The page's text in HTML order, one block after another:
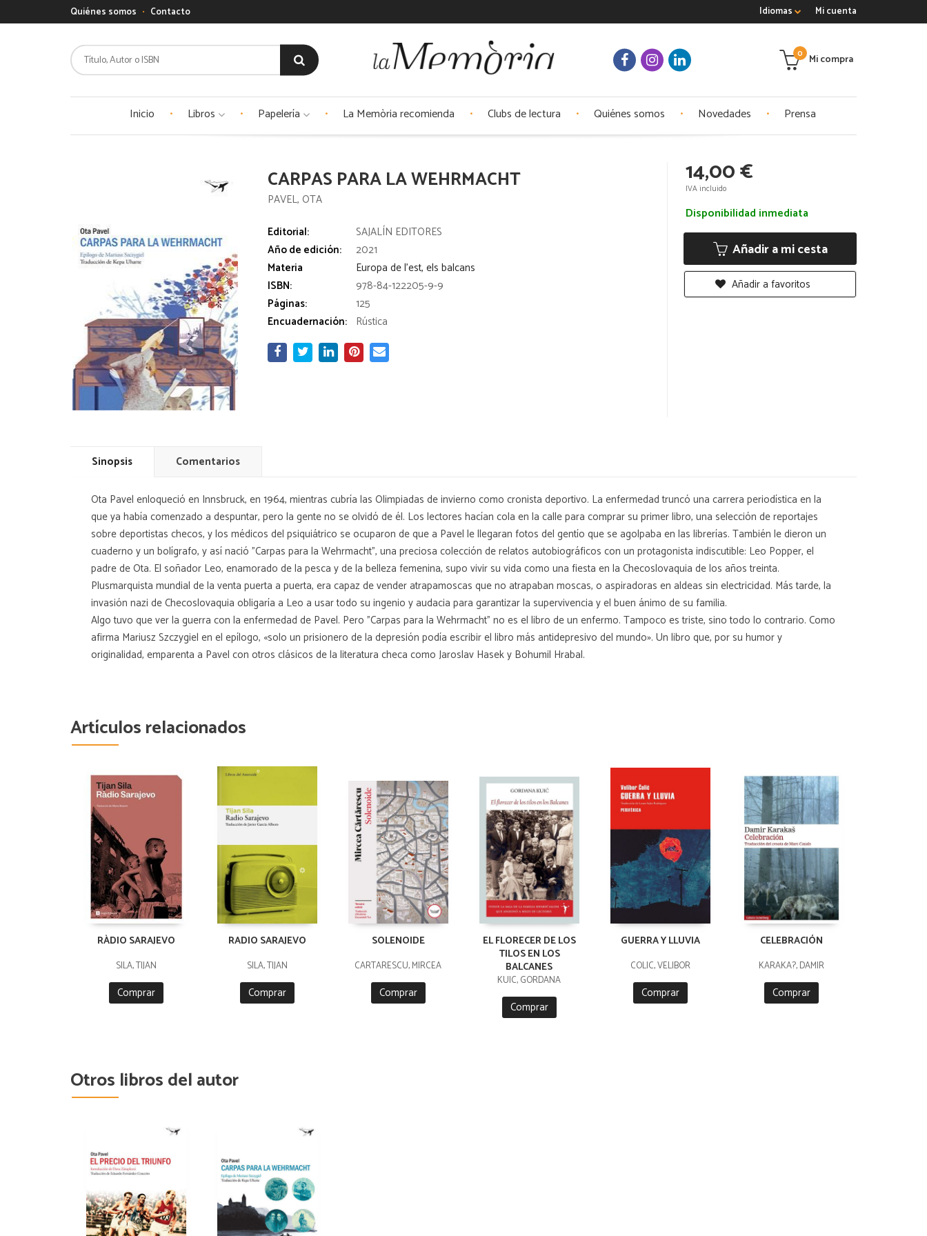
Mi cuenta
Idiomas
Quiénes somos Contacto
Mi compra
0
Inicio Libros Papelería La Memòria recomienda Clubs de lectura Quiénes somos Novedades Prensa
CARPAS PARA LA WEHRMACHT
PAVEL, OTA
Editorial:
SAJALÍN EDITORES
Año de edición:
2021
Materia
Europa de l'est, els balcans
ISBN:
978-84-122205-9-9
Páginas:
125
Encuadernación: Rústica
14,00 €
IVA incluido
Disponibilidad inmediata
Añadir a mi cesta
Añadir a favoritos
Sinopsis Comentarios
Ota Pavel enloqueció en Innsbruck, en 1964, mientras cubría las Olimpiadas de invierno como cronista deportivo. La enfermedad truncó una carrera periodística en la
que ya había comenzado a despuntar, pero la gente no se olvidó de él. Los lectores hacían cola en la calle para comprar su primer libro, una selección de reportajes
sobre deportistas checos, y los médicos del psiquiátrico se ocuparon de que a Pavel le llegaran fotos del gentío que se agolpaba en las librerías. También le dieron un
cuaderno y un bolígrafo, y así nació "Carpas para la Wehrmacht", una preciosa colección de relatos autobiográficos con un protagonista indiscutible: Leo Popper, el
padre de Ota. El soñador Leo, enamorado de la pesca y de la belleza femenina, supo vivir su vida como una fiesta en la Checoslovaquia de los años treinta.
Plusmarquista mundial de la venta puerta a puerta, era capaz de vender atrapamoscas que no atrapaban moscas, o aspiradoras en aldeas sin electricidad. Más tarde, la
invasión nazi de Checoslovaquia obligaría a Leo a usar todo su ingenio y audacia para garantizar la supervivencia y el buen ánimo de su familia.
Algo tuvo que ver la guerra con la enfermedad de Pavel. Pero "Carpas para la Wehrmacht" no es el libro de un enfermo. Tampoco es triste, sino todo lo contrario. Como
afirma Mariusz Szczygiel en el epílogo, «solo un prisionero de la depresión podía escribir el libro más antidepresivo del mundo». Un libro que, por su humor y
originalidad, emparenta a Pavel con otros clásicos de la literatura checa como Jaroslav Hasek y Bohumil Hrabal.
Artículos relacionados
RÀDIO SARAJEVO
SILA, TIJAN
Comprar
RADIO SARAJEVO
SILA, TIJAN
Comprar
SOLENOIDE
CARTARESCU, MIRCEA
Comprar
EL FLORECER DE LOS
TILOS EN LOS
BALCANES
KUIC, GORDANA
Comprar
GUERRA Y LLUVIA
COLIC, VELIBOR
Comprar
CELEBRACIÓN
KARAKA?, DAMIR
Comprar
Otros libros del autor